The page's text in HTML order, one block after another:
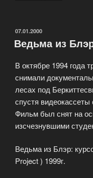
the
ОПУБЛИКОВАНО
07.01.2000
Ведьма из
В октябре 1994 года
снимали
лесах под
спустя
Фильм был снят на
изсчезнувшими
Ведьма из Блэр:
Project ) 1999г.